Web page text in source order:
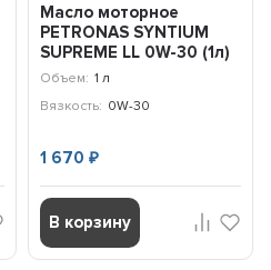
Масло моторное
PETRONAS SYNTIUM
SUPREME LL 0W-30 (1л)
71226E18EU
Объем: 1 л
Вязкость: 0W-30
1 670 ₽
В корзину